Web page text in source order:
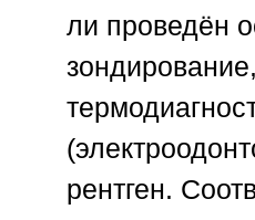
ли проведён
зондирование,
рентген.